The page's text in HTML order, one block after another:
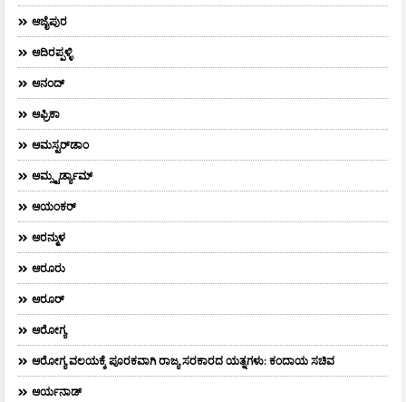
ಆಜೈಪುರ
ಆದಿರಪ್ಪಳ್ಳಿ
ಆನಂದ್‌
ಆಫ್ರಿಕಾ
ಆಮಸ್ಟರ್‌ಡಾಂ
ಆಮ್ಸ್ಟರ್ಡ್ಯಾಮ್
ಆಯಂಕರ್
ಆರನ್ಮುಳ
ಆರೂರು
ಆರೂರ್
ಆರೋಗ್ಯ
ಆರೋಗ್ಯ ವಲಯಕ್ಕೆ ಪೂರಕವಾಗಿ ರಾಜ್ಯ ಸರಕಾರದ ಯತ್ನಗಳು: ಕಂದಾಯ ಸಚಿವ
ಆರ್ಯನಾಡ್